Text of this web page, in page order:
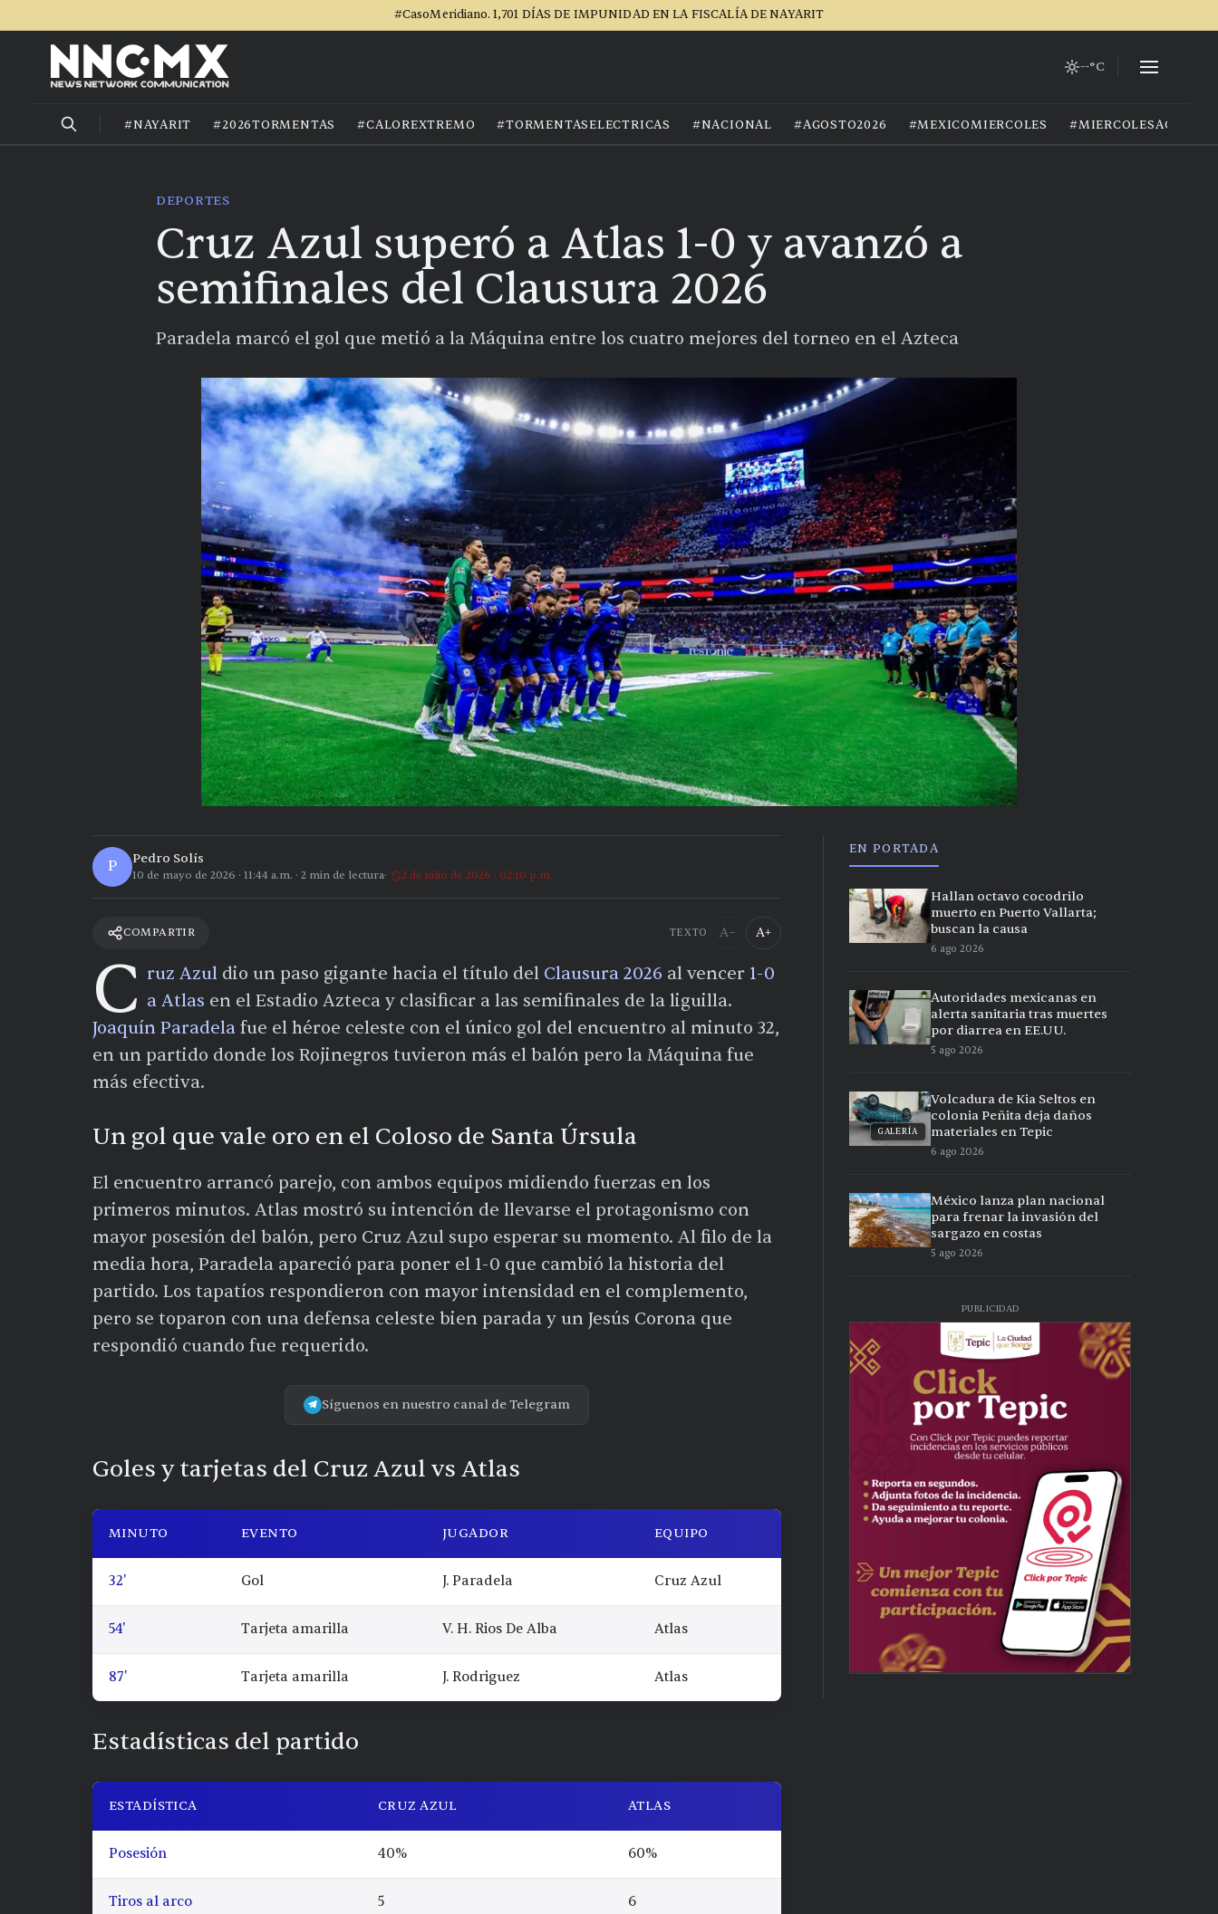
#CasoMeridiano. 1,701 DÍAS DE IMPUNIDAD EN LA FISCALÍA DE NAYARIT
--°C
#NAYARIT #2026TORMENTAS #CALOREXTREMO #TORMENTASELECTRICAS #NACIONAL #AGOSTO2026 #MEXICOMIERCOLES #MIERCOLESAGOSTO
DEPORTES
Cruz Azul superó a Atlas 1-0 y avanzó a
semifinales del Clausura 2026
Paradela marcó el gol que metió a la Máquina entre los cuatro mejores del torneo en el Azteca
P Pedro Solís
10 de mayo de 2026 · 11:44 a.m. · 2 min de lectura 2 de julio de 2026 · 02:10 p.m.
COMPARTIR TEXTO A− A+
C ruz Azul dio un paso gigante hacia el título del Clausura 2026 al vencer 1-0
a Atlas en el Estadio Azteca y clasificar a las semifinales de la liguilla.
Joaquín Paradela fue el héroe celeste con el único gol del encuentro al minuto 32,
en un partido donde los Rojinegros tuvieron más el balón pero la Máquina fue
más efectiva.
Un gol que vale oro en el Coloso de Santa Úrsula
El encuentro arrancó parejo, con ambos equipos midiendo fuerzas en los
primeros minutos. Atlas mostró su intención de llevarse el protagonismo con
mayor posesión del balón, pero Cruz Azul supo esperar su momento. Al filo de la
media hora, Paradela apareció para poner el 1-0 que cambió la historia del
partido. Los tapatíos respondieron con mayor intensidad en el complemento,
pero se toparon con una defensa celeste bien parada y un Jesús Corona que
respondió cuando fue requerido.
Síguenos en nuestro canal de Telegram
Goles y tarjetas del Cruz Azul vs Atlas
MINUTO EVENTO JUGADOR EQUIPO
32' Gol J. Paradela Cruz Azul
54' Tarjeta amarilla V. H. Rios De Alba Atlas
87' Tarjeta amarilla J. Rodriguez Atlas
Estadísticas del partido
ESTADÍSTICA CRUZ AZUL ATLAS
Posesión 40% 60%
Tiros al arco 5 6
EN PORTADA
Hallan octavo cocodrilo
muerto en Puerto Vallarta;
buscan la causa
6 ago 2026
Autoridades mexicanas en
alerta sanitaria tras muertes
por diarrea en EE.UU.
5 ago 2026
GALERÍA
Volcadura de Kia Seltos en
colonia Peñita deja daños
materiales en Tepic
6 ago 2026
México lanza plan nacional
para frenar la invasión del
sargazo en costas
5 ago 2026
PUBLICIDAD